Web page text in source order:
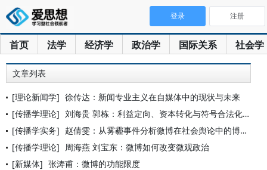
首页 法学 经济学 政治学 国际关系 社会学
登录 注册
文章列表
[理论新闻学] 徐传达：新闻专业主义在自媒体中的现状与未来
[传播学理论] 刘海贵 郭栋：利益定向、资本转化与符号合法化建构
[传播学实务] 赵倩雯：从雾霾事件分析微博在社会舆论中的博弈
[传播学理论] 周海燕 刘宝东：微博如何改变微观政治
[新媒体] 张涛甫：微博的功能限度